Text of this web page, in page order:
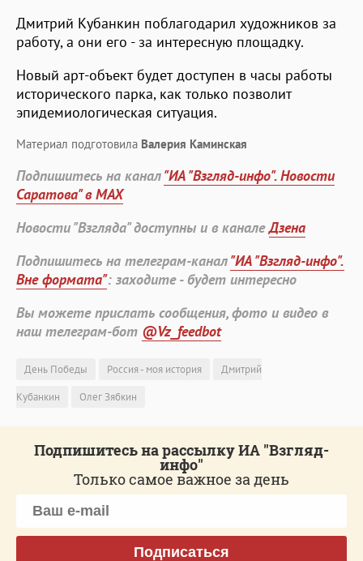
Дмитрий Кубанкин поблагодарил художников за
работу, а они его - за интересную площадку.
Новый арт-объект будет доступен в часы работы
исторического парка, как только позволит
эпидемиологическая ситуация.
Материал подготовила Валерия Каминская
Подпишитесь на канал"ИА "Взгляд-инфо". Новости
Саратова" в MAX
Новости "Взгляда" доступны и в каналеДзена
Подпишитесь на телеграм-канал"ИА "Взгляд-инфо".
Вне формата": заходите - будет интересно
Вы можете прислать сообщения, фото и видео в
наш телеграм-бот @Vz_feedbot
День Победы Россия - моя история
Дмитрий
Кубанкин
Олег Зябкин
Подпишитесь на рассылку ИА "Взгляд-
инфо"
Только самое важное за день
Подписаться